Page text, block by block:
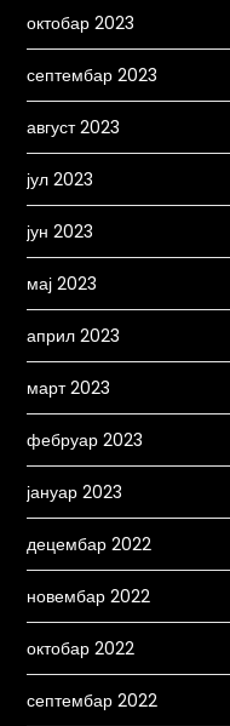
октобар 2023
септембар 2023
август 2023
јул 2023
јун 2023
мај 2023
април 2023
март 2023
фебруар 2023
јануар 2023
децембар 2022
новембар 2022
октобар 2022
септембар 2022